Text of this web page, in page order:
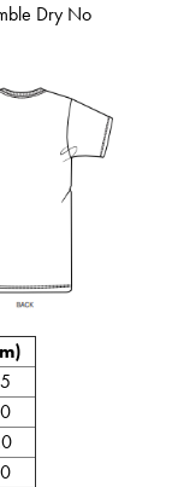
Dry No